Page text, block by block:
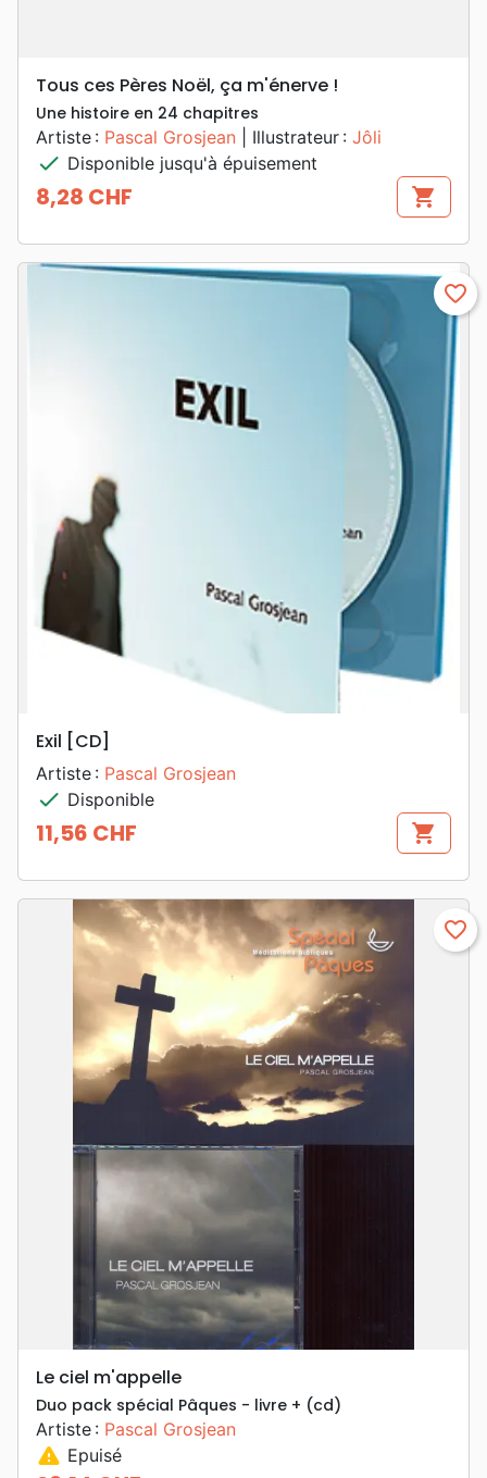
Tous ces Pères Noël, ça m'énerve !
Une histoire en 24 chapitres
Artiste : Pascal Grosjean | Illustrateur : Jôli
check Disponible jusqu'à épuisement
Prix
8,28 CHF shopping_cart
favorite_border
Exil [CD]
Artiste : Pascal Grosjean
check Disponible
Prix
11,56 CHF shopping_cart
favorite_border
Le ciel m'appelle
Duo pack spécial Pâques - livre + (cd)
Artiste : Pascal Grosjean
warning Epuisé